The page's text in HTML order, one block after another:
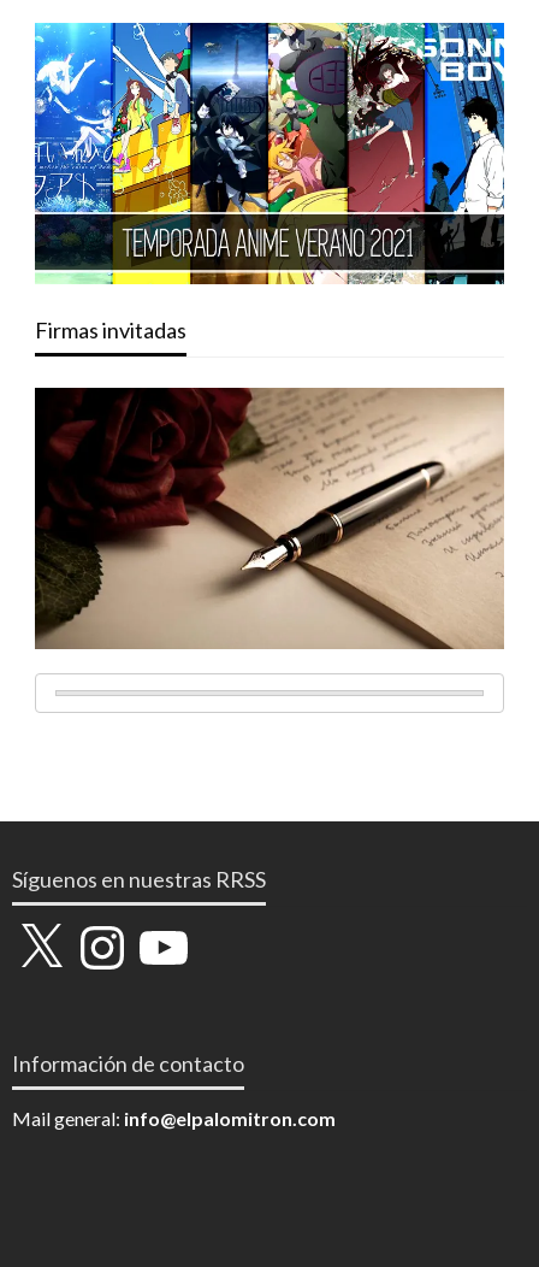
Firmas invitadas
Síguenos en nuestras RRSS
X InstagramYouTube
Información de contacto
Mail general: info@elpalomitron.com